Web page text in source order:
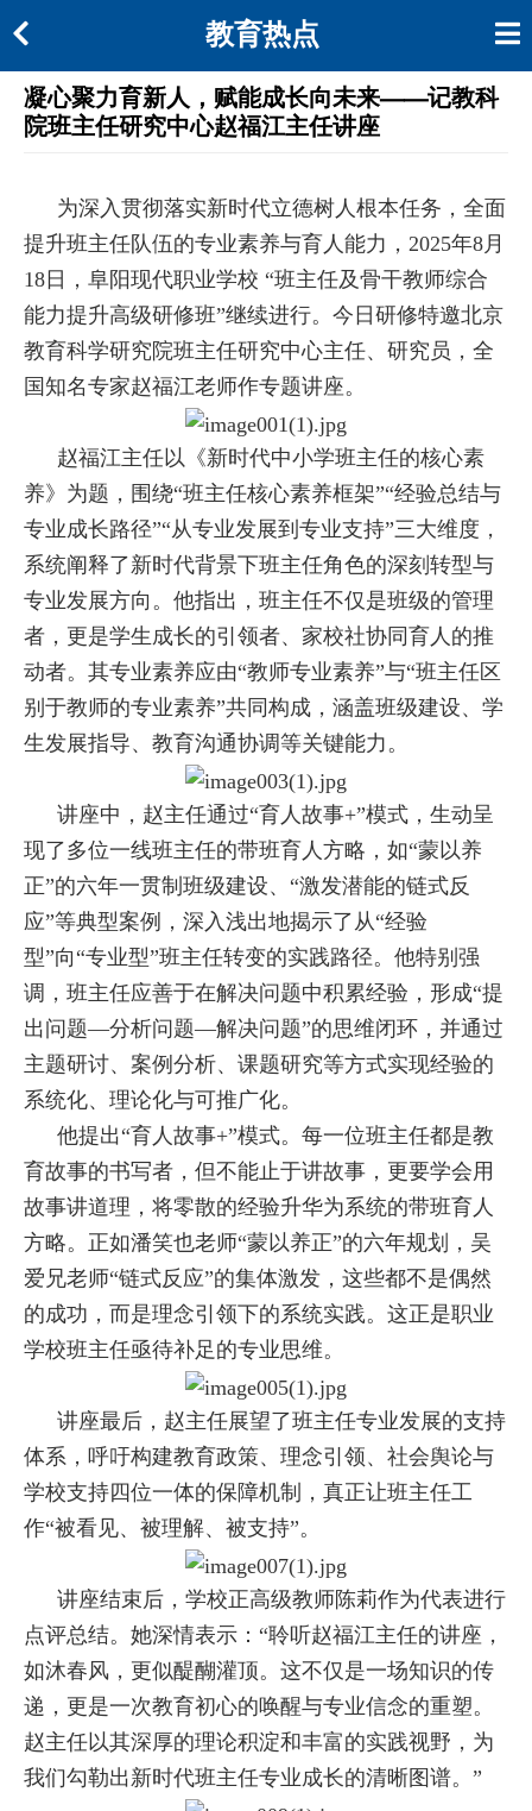
教育热点
凝心聚力育新人，赋能成长向未来——记教科
院班主任研究中心赵福江主任讲座
为深入贯彻落实新时代立德树人根本任务，全面
提升班主任队伍的专业素养与育人能力，2025年8月
18日，阜阳现代职业学校 “班主任及骨干教师综合
能力提升高级研修班”继续进行。今日研修特邀北京
教育科学研究院班主任研究中心主任、研究员，全
国知名专家赵福江老师作专题讲座。
赵福江主任以《新时代中小学班主任的核心素
养》为题，围绕“班主任核心素养框架”“经验总结与
专业成长路径”“从专业发展到专业支持”三大维度，
系统阐释了新时代背景下班主任角色的深刻转型与
专业发展方向。他指出，班主任不仅是班级的管理
者，更是学生成长的引领者、家校社协同育人的推
动者。其专业素养应由“教师专业素养”与“班主任区
别于教师的专业素养”共同构成，涵盖班级建设、学
生发展指导、教育沟通协调等关键能力。
讲座中，赵主任通过“育人故事+”模式，生动呈
现了多位一线班主任的带班育人方略，如“蒙以养
正”的六年一贯制班级建设、“激发潜能的链式反
应”等典型案例，深入浅出地揭示了从“经验
型”向“专业型”班主任转变的实践路径。他特别强
调，班主任应善于在解决问题中积累经验，形成“提
出问题—分析问题—解决问题”的思维闭环，并通过
主题研讨、案例分析、课题研究等方式实现经验的
系统化、理论化与可推广化。
他提出“育人故事+”模式。每一位班主任都是教
育故事的书写者，但不能止于讲故事，更要学会用
故事讲道理，将零散的经验升华为系统的带班育人
方略。正如潘笑也老师“蒙以养正”的六年规划，吴
爱兄老师“链式反应”的集体激发，这些都不是偶然
的成功，而是理念引领下的系统实践。这正是职业
学校班主任亟待补足的专业思维。
讲座最后，赵主任展望了班主任专业发展的支持
体系，呼吁构建教育政策、理念引领、社会舆论与
学校支持四位一体的保障机制，真正让班主任工
作“被看见、被理解、被支持”。
讲座结束后，学校正高级教师陈莉作为代表进行
点评总结。她深情表示： “聆听赵福江主任的讲座，
如沐春风，更似醍醐灌顶。这不仅是一场知识的传
递，更是一次教育初心的唤醒与专业信念的重塑。
赵主任以其深厚的理论积淀和丰富的实践视野，为
我们勾勒出新时代班主任专业成长的清晰图谱。”